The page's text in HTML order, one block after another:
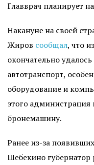
Главврач планирует
Накануне на своей
Жиров сообщал, что
окончательно
автотранспорт,
оборудование и
этого администрация
бронемашину.
Ранее из-за
Шебекино губернатор